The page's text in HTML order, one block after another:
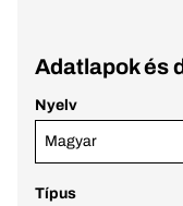
Adatlapok és
Nyelv
Magyar
Típus